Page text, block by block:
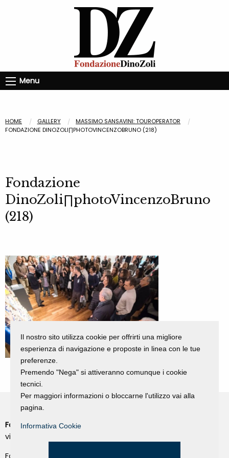
Menu
HOME GALLERY
MASSIMO SANSAVINI: TOUROPERATOR
FONDAZIONE DINOZOLI∏PHOTOVINCENZOBRUNO (218)
Fondazione
DinoZoli∏photoVincenzoBruno
(218)
Fondazione Dino Zoli
viale Bologna 288, Forlì
Fondo dot. euro 285.000 i.v.
Il nostro sito utilizza cookie per offrirti una migliore
esperienza di navigazione e proposte in linea con le tue
preferenze.
Premendo "Nega" si attiveranno comunque i cookie
tecnici.
Per maggiori informazioni o bloccarne l'utilizzo vai alla
pagina.
Informativa Cookie